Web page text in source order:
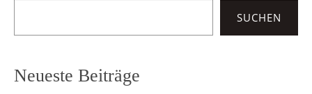
SUCHEN
Neueste Beiträge